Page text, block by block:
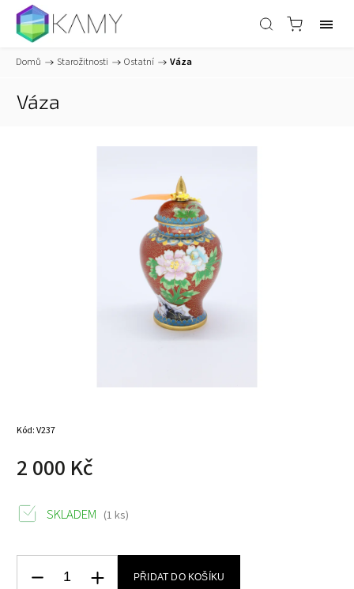
Domů / Starožitnosti / Ostatní / Váza
Váza
Kód:V237
2 000 Kč
SKLADEM (1 ks)
PŘIDAT DO KOŠÍKU